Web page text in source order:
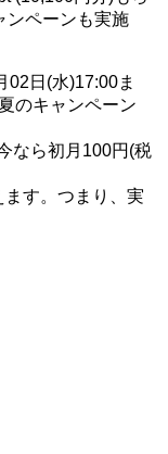
ンペーンも実施
02日(水)17:00ま
のキャンペーン
なら初月100円(税
す。つまり、実